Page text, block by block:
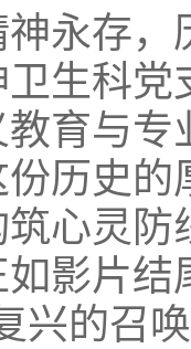
永存
生科
育与
历史
心灵
影片结
兴的召